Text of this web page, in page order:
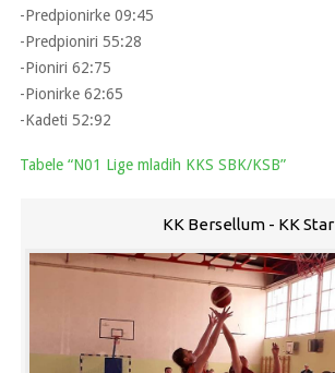
-Predpionirke 09:45
-Predpioniri 55:28
-Pioniri 62:75
-Pionirke 62:65
-Kadeti 52:92
Tabele “N01 Lige mladih KKS SBK/KSB”
KK Bersellum - KK Star